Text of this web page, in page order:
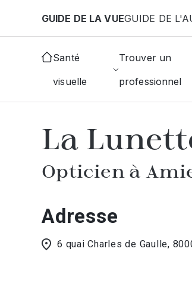
GUIDE DE LA VUEGUIDE DE
Santé
visuelle
Trouver un
professionnel
Accueil Choisir mon opticien
La
Opticien à
Adresse
6 quai Charles de Gaulle,